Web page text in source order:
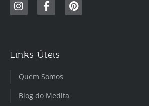
Links Úteis
Quem Somos
Blog do Medita